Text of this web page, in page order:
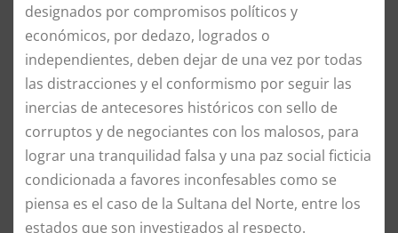
designados por compromisos políticos y
económicos, por dedazo, logrados o
independientes, deben dejar de una vez por todas
las distracciones y el conformismo por seguir las
inercias de antecesores históricos con sello de
corruptos y de negociantes con los malosos, para
lograr una tranquilidad falsa y una paz social ficticia
condicionada a favores inconfesables como se
piensa es el caso de la Sultana del Norte, entre los
estados que son investigados al respecto.